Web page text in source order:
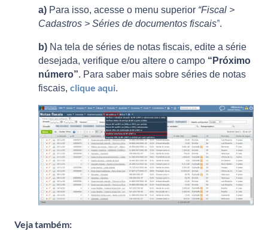
a) Para isso, acesse o menu superior “Fiscal >
Cadastros > Séries de documentos fiscais”.
b) Na tela de séries de notas fiscais, edite a série
desejada, verifique e/ou altere o campo “Próximo
número”. Para saber mais sobre séries de notas
fiscais, clique aqui.
Veja também: